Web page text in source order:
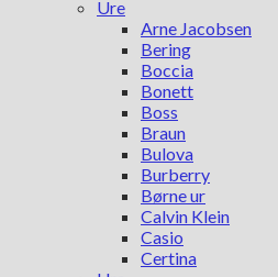
Ure
Arne Jacobsen
Bering
Boccia
Bonett
Boss
Braun
Bulova
Burberry
Børne ur
Calvin Klein
Casio
Certina